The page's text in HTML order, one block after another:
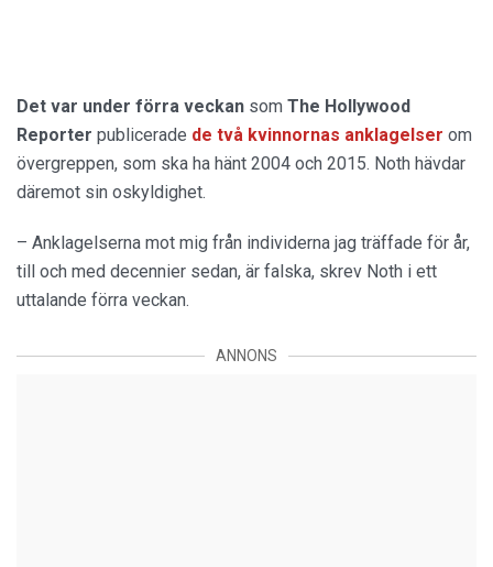
Det var under förra veckan som The Hollywood
Reporter publicerade de två kvinnornas anklagelser om
övergreppen, som ska ha hänt 2004 och 2015. Noth hävdar
däremot sin oskyldighet.
– Anklagelserna mot mig från individerna jag träffade för år,
till och med decennier sedan, är falska, skrev Noth i ett
uttalande förra veckan.
ANNONS